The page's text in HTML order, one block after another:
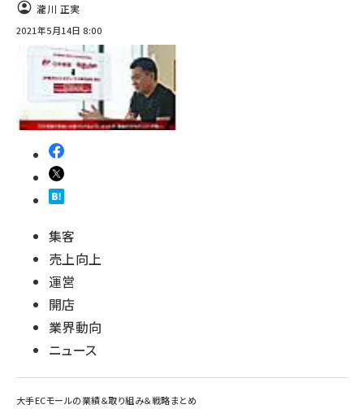
瀧川 正実
2021年5月14日 8:00
集客
売上向上
運営
開店
業界動向
ニュース
大手ECモールの業績＆取り組み＆戦略まとめ